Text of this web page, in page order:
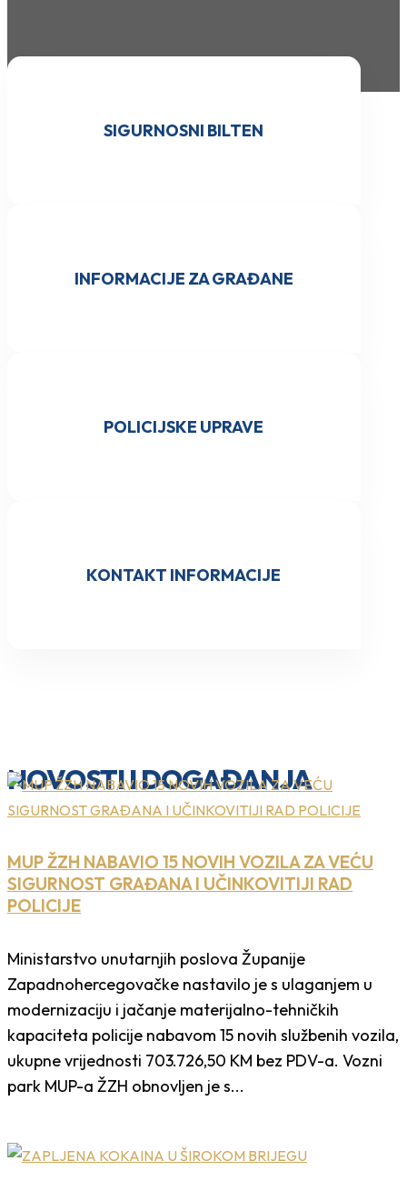
SIGURNOSNI BILTEN
INFORMACIJE ZA GRAĐANE
POLICIJSKE UPRAVE
KONTAKT INFORMACIJE
NOVOSTI I DOGAĐANJA
MUP ŽZH NABAVIO 15 NOVIH VOZILA ZA VEĆU
SIGURNOST GRAĐANA I UČINKOVITIJI RAD
POLICIJE
Ministarstvo unutarnjih poslova Županije
Zapadnohercegovačke nastavilo je s ulaganjem u
modernizaciju i jačanje materijalno-tehničkih
kapaciteta policije nabavom 15 novih službenih vozila,
ukupne vrijednosti 703.726,50 KM bez PDV-a. Vozni
park MUP-a ŽZH obnovljen je s...